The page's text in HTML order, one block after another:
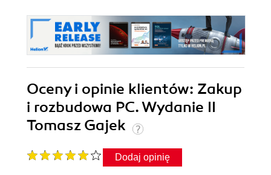
Oceny i opinie klientów: Zakup
i rozbudowa PC. Wydanie II
Tomasz Gajek
Dodaj opinię